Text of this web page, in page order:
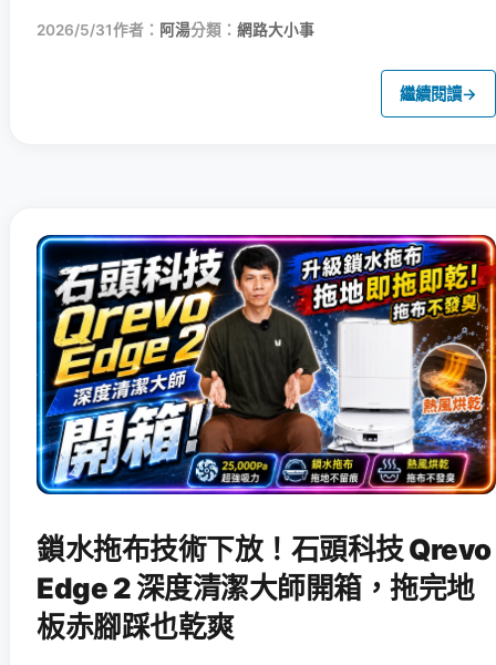
2026/5/31作者： 阿湯分類： 網路大小事
繼續閱讀→
鎖水拖布技術下放！石頭科技 Qrevo
Edge 2 深度清潔大師開箱，拖完地
板赤腳踩也乾爽